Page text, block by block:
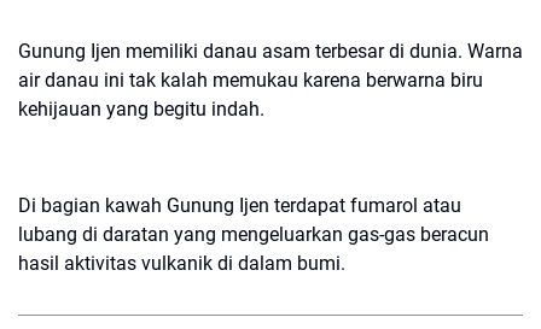
Gunung Ijen memiliki danau asam terbesar di dunia. Warna
air danau ini tak kalah memukau karena berwarna biru
kehijauan yang begitu indah.
Di bagian kawah Gunung Ijen terdapat fumarol atau
lubang di daratan yang mengeluarkan gas-gas beracun
hasil aktivitas vulkanik di dalam bumi.